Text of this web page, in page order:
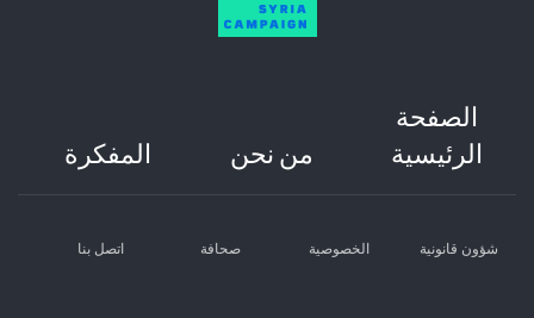
الصفحة
الرئيسية
من نحن المفكرة
شؤون قانونية الخصوصية صحافة اتصل بنا